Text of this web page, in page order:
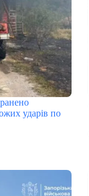
ударів по